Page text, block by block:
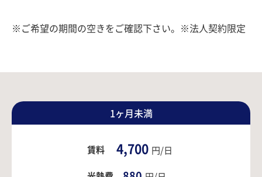
※ご希望の期間の空きをご確認下さい。※法人契約限定
1ヶ月未満
賃料 4,700 円/日